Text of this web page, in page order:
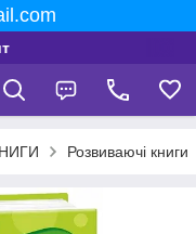
Розвиваючі книги